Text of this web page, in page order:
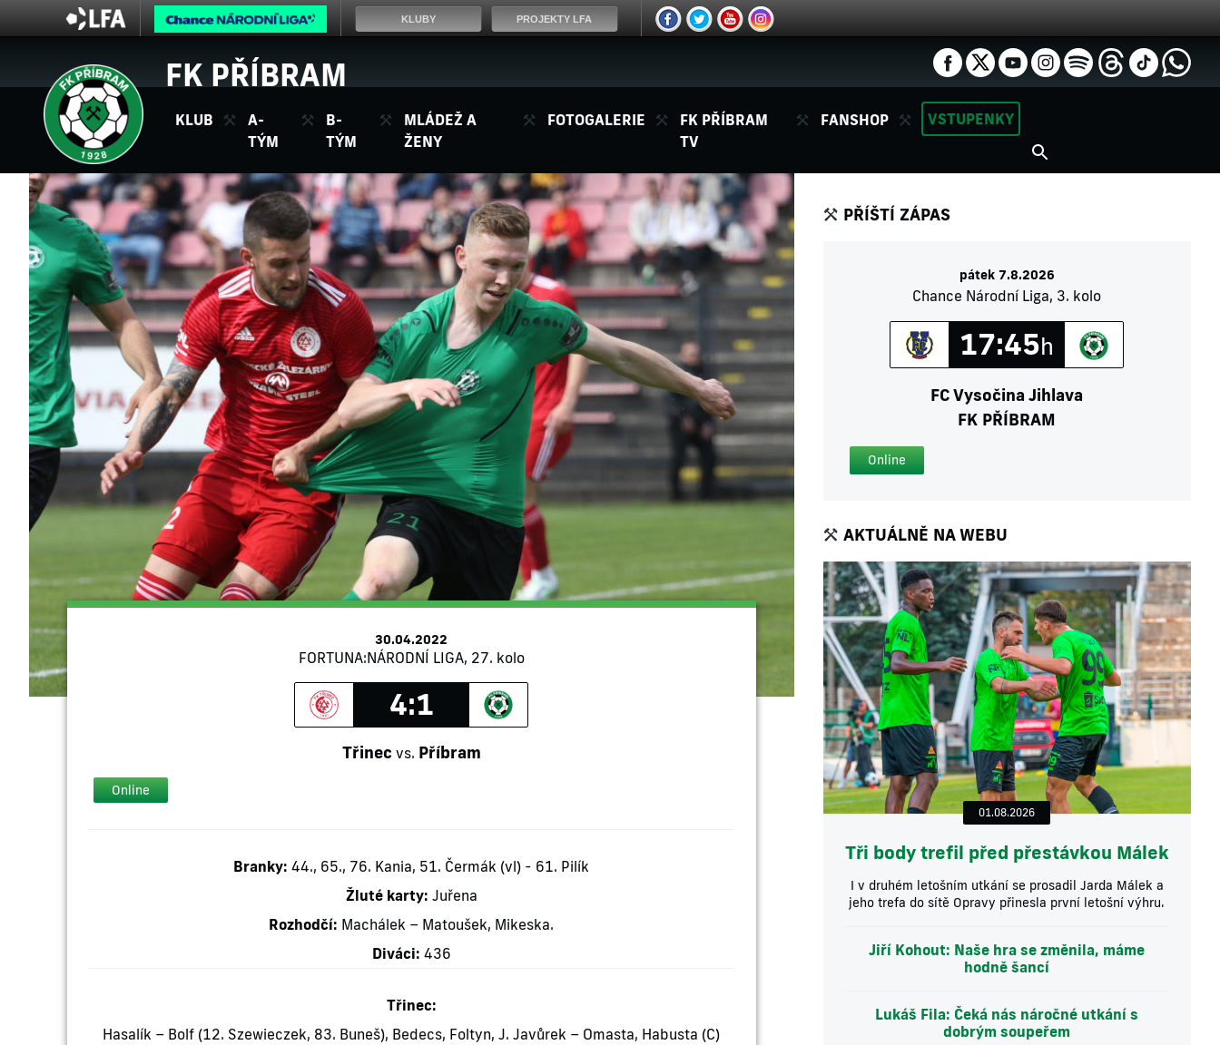
FK PŘÍBRAM
KLUB
A-
TÝM
B-
TÝM
MLÁDEŽ A
ŽENY
FOTOGALERIE
FK PŘÍBRAM
TV
FANSHOP VSTUPENKY
30.04.2022
FORTUNA:NÁRODNÍ LIGA, 27. kolo
4:1
Třinecvs. Příbram
Online
Branky: 44., 65., 76. Kania, 51. Čermák (vl) - 61. Pilík
Žluté karty: Juřena
Rozhodčí: Machálek – Matoušek, Mikeska.
Diváci: 436
Třinec:
Hasalík – Bolf (12. Szewieczek, 83. Buneš), Bedecs, Foltyn, J. Javůrek – Omasta, Habusta (C)
PŘÍŠTÍ ZÁPAS
pátek 7.8.2026
Chance Národní Liga, 3. kolo
17:45h
FC Vysočina Jihlava
FK PŘÍBRAM
Online
AKTUÁLNĚ NA WEBU
01.08.2026
Tři body trefil před přestávkou Málek
I v druhém letošním utkání se prosadil Jarda Málek a
jeho trefa do sítě Opravy přinesla první letošní výhru.
Jiří Kohout: Naše hra se změnila, máme
hodně šancí
Lukáš Fila: Čeká nás náročné utkání s
dobrým soupeřem
KLUBY PROJEKTY LFA